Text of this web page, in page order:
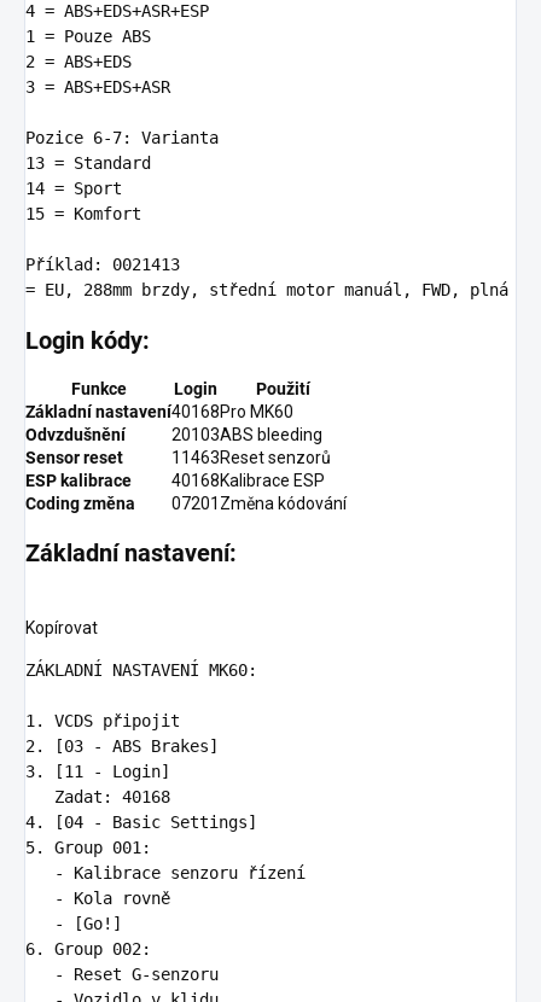
4 = ABS
1 = Pouze ABS
2 = ABS
3 = ABS+EDS+ASR
Pozice 6-7:
13
14
15 = Komfort
Příklad:
0021413
= EU, 288
Login kódy:
Funkce Login
Použití
Základní nastavení40168Pro MK60
Odvzdušnění
20103ABS bleeding
Sensor reset
11463Reset senzorů
ESP kalibrace
40168Kalibrace ESP
Coding změna
07201 Změna kódování
Základní nastavení:
Kopírovat
ZÁKLADNÍ NASTAVENÍ MK60:
1.
2.
3.
[11 - Login]
4.
5.
   -
   -
   -
6.
   -